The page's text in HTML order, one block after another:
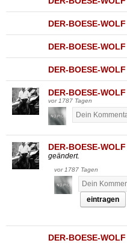
DER-BOESE-WOLF
DER-BOESE-WOLF
DER-BOESE-WOLF
DER-BOESE-WOLF
vor 1787 Tagen
DER-BOESE-WOLF
geändert.
vor 1787 Tagen
eintragen
DER-BOESE-WOLF